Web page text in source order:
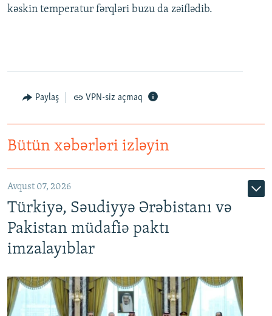
kəskin temperatur fərqləri buzu da zəiflədib.
Paylaş VPN-siz açmaq
Bütün xəbərləri izləyin
Avqust 07, 2026
Türkiyə, Səudiyyə Ərəbistanı və
Pakistan müdafiə paktı
imzalayıblar